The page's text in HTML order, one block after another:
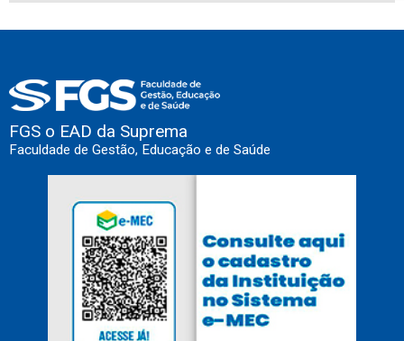
FGS o EAD da Suprema
Faculdade de Gestão, Educação e de Saúde